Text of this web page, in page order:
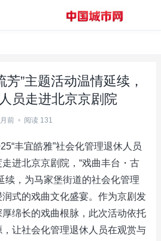
芳”主题活动温情延续，
员走进北京京剧院
前 • 阅读 131
丰宜皓雅”社会化管理退休人员
进北京京剧院，“戏曲丰台・古
续，为马家堡街道的社会化管理
式的戏曲文化盛宴。作为京剧发
绵长的戏曲根脉，此次活动依托
让社会化管理退休人员在观赏与